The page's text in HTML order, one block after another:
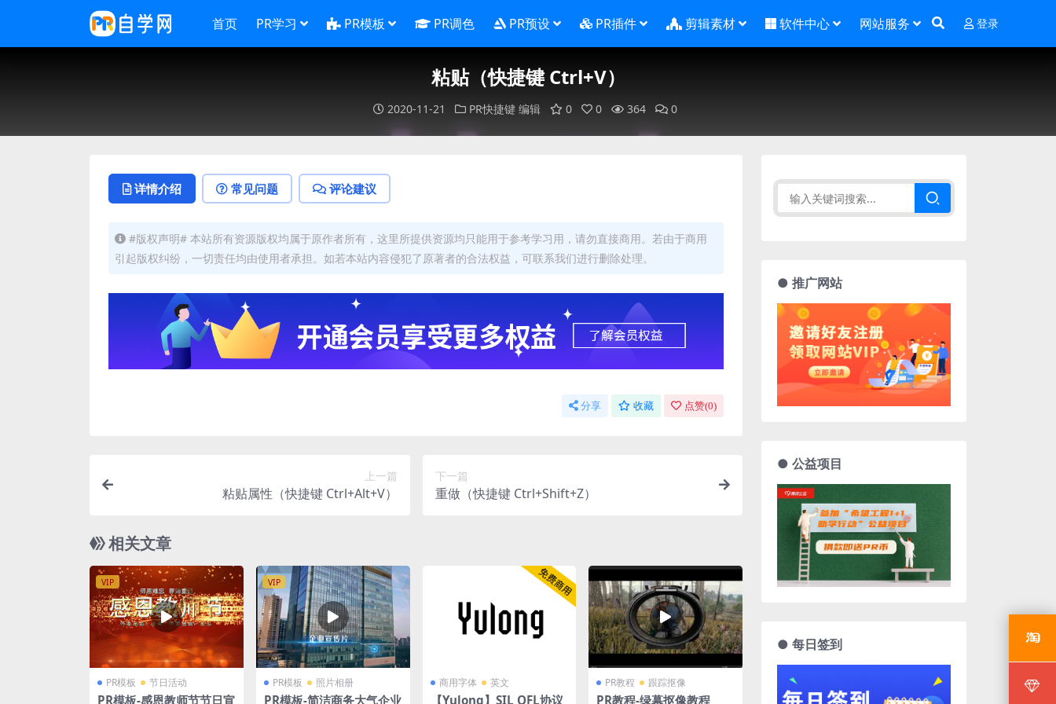
首页 PR学习 PR模板 PR调色 PR预设 PR插件 剪辑素材 软件中心 网站服务 登录
粘贴（快捷键 Ctrl+V）
2020-11-21 PR快捷键 编辑 0 0 364 0
详情介绍 常见问题 评论建议
#版权声明# 本站所有资源版权均属于原作者所有，这里所提供资源均只能用于参考学习用，请勿直接商用。若由于商用
引起版权纠纷，一切责任均由使用者承担。如若本站内容侵犯了原著者的合法权益，可联系我们进行删除处理。
分享 收藏 点赞(0)
上一篇
粘贴属性（快捷键 Ctrl+Alt+V）
下一篇
重做（快捷键 Ctrl+Shift+Z）
相关文章
VIP
PR模板 节日活动
PR模板-感恩教师节节日宣
VIP
PR模板 照片相册
PR模板-简洁商务大气企业
商用字体 英文
【Yulong】SIL OFL协议
PR教程 跟踪抠像
PR教程-绿幕抠像教程
● 推广网站
● 公益项目
● 每日签到